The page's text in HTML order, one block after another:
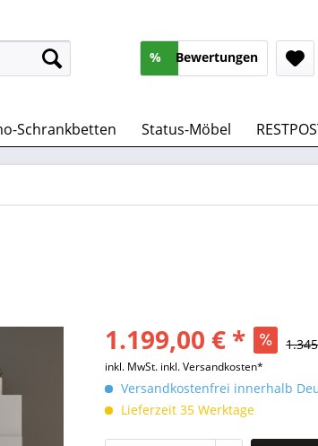
% Bewertungen
Schrankbetten Status-Möbel
1.199,00 € *
inkl. MwSt. inkl. Versandkosten*
Versandkostenfrei innerhalb
Lieferzeit 35 Werktage